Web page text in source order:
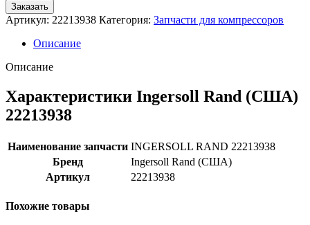
Заказать
Артикул: 22213938 Категория: Запчасти для компрессоров
Описание
Описание
Характеристики Ingersoll Rand (США)
22213938
Наименование запчасти INGERSOLL RAND 22213938
Бренд
Ingersoll Rand (США)
Артикул
22213938
Похожие товары